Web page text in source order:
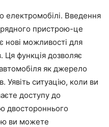
електромобілі. Введення
пристрою-це
нові можливості для
Ця функція дозволяє
як джерело
Уявіть ситуацію, коли ви
доступу до
двостороннього
ви можете